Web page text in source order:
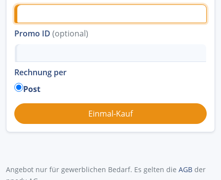
Promo ID (optional)
Rechnung per
Post
Angebot nur für gewerblichen Bedarf. Es gelten die AGB der